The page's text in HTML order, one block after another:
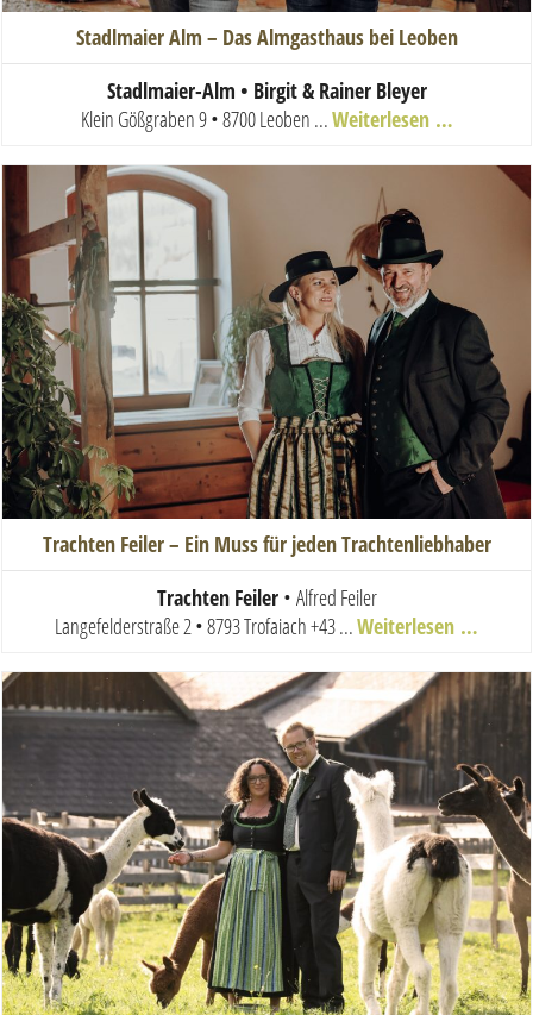
Stadlmaier Alm – Das Almgasthaus bei Leoben
Stadlmaier-Alm • Birgit & Rainer Bleyer
Klein Gößgraben 9 • 8700 Leoben ...Weiterlesen …
Trachten Feiler – Ein Muss für jeden Trachtenliebhaber
Trachten Feiler • Alfred Feiler
Langefelderstraße 2 • 8793 Trofaiach+43 ...Weiterlesen …